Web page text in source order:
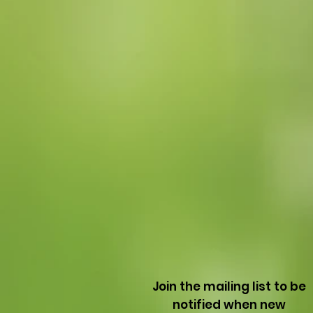
Join the mailing list to be
notified when new